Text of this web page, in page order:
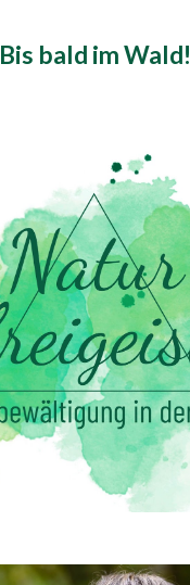
Bis bald im Wald!